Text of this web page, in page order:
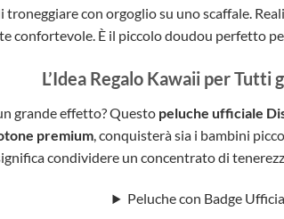
con orgoglio su uno scaffale.
confortevole. È il piccolo doudou perfetto
L’Idea Regalo Kawaii per Tutti
grande effetto? Questo peluche ufficiale
premium, conquisterà sia i bambini
condividere un concentrato di
Peluche con Badge